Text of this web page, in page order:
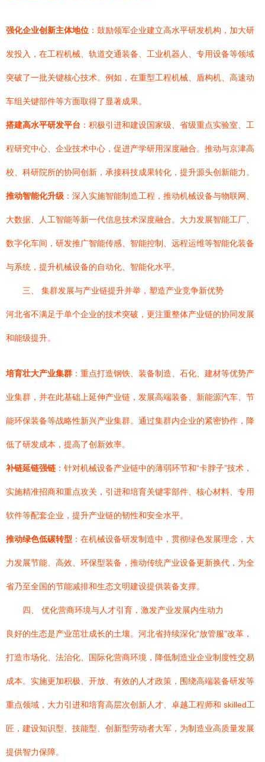
强化企业创新主体地位 ：鼓励领军企业建立高水平研发机构，加大研
发投入，在工程机械、轨道交通装备、工业机器人、专用设备等领域
突破了一批关键核心技术。例如，在重型工程机械、盾构机、高速动
车组关键部件等方面取得了显著成果。
搭建高水平研发平台 ：积极引进和建设国家级、省级重点实验室、工
程研究中心、企业技术中心，促进产学研用深度融合。推动与京津高
校、科研院所的协同创新，承接科技成果转化，提升源头创新能力。
推动智能化升级 ：深入实施智能制造工程，推动机械设备与物联网、
大数据、人工智能等新一代信息技术深度融合。大力发展智能工厂、
数字化车间，研发推广智能传感、智能控制、远程运维等智能化装备
与系统，提升机械设备的自动化、智能化水平。
三、 集群发展与产业链提升并举，塑造产业竞争新优势
河北省不满足于单个企业的技术突破，更注重整体产业链的协同发展
和能级提升。
培育壮大产业集群 ：重点打造钢铁、装备制造、石化、建材等优势产
业集群，并在此基础上延伸产业链，发展高端装备、新能源汽车、节
能环保装备等战略性新兴产业集群。通过集群内企业的紧密协作，降
低了研发成本，提高了创新效率。
补链延链强链 ：针对机械设备产业链中的薄弱环节和“卡脖子”技术，
实施精准招商和重点攻关，引进和培育关键零部件、核心材料、专用
软件等配套企业，提升产业链的韧性和安全水平。
推动绿色低碳转型 ：在机械设备研发制造中，贯彻绿色发展理念，大
力发展节能、高效、环保型装备，推动传统产业设备更新换代，为全
省乃至全国的节能减排和生态文明建设提供装备支撑。
四、 优化营商环境与人才引育，激发产业发展内生动力
良好的生态是产业茁壮成长的土壤。河北省持续深化“放管服”改革，
打造市场化、法治化、国际化营商环境，降低制造业企业制度性交易
成本。实施更加积极、开放、有效的人才政策，围绕高端装备研发等
重点领域，大力引进和培育高层次创新人才、卓越工程师和 skilled工
匠，建设知识型、技能型、创新型劳动者大军，为制造业高质量发展
提供智力保障。